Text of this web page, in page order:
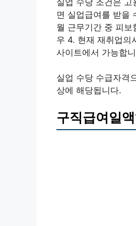
면 실업급여를 받을
월 근무기간 중 피
우 4. 현재 재취업의
사이트에서 가능합
실업 수당 수급자격
상에 해당됩니다.
구직급여일